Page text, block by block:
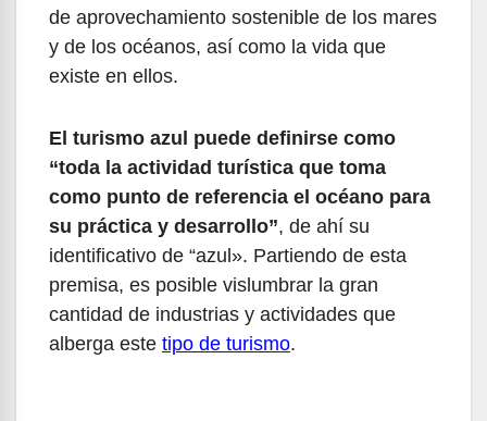
de aprovechamiento sostenible de los mares
y de los océanos, así como la vida que
existe en ellos.
El turismo azul puede definirse como
“toda la actividad turística que toma
como punto de referencia el océano para
su práctica y desarrollo”, de ahí su
identificativo de “azul». Partiendo de esta
premisa, es posible vislumbrar la gran
cantidad de industrias y actividades que
alberga este tipo de turismo.